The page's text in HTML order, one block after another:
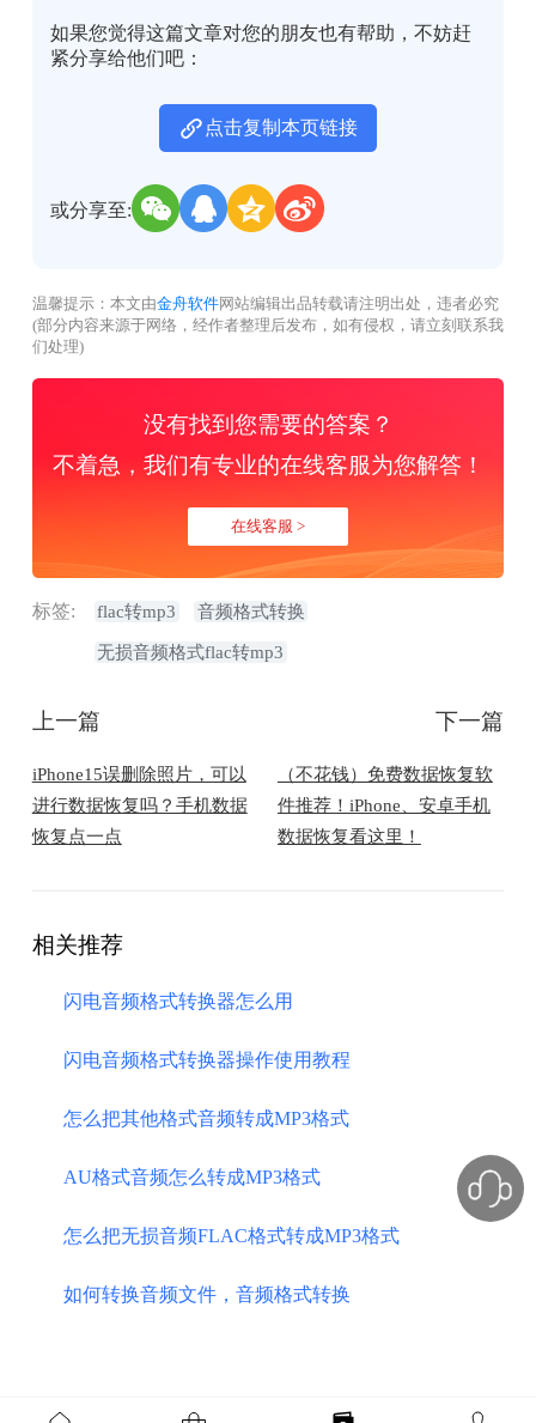
如果您觉得这篇文章对您的朋友也有帮助，不妨赶
紧分享给他们吧：
点击复制本页链接
或分享至:
温馨提示：本文由金舟软件网站编辑出品转载请注明出处，违者必究
(部分内容来源于网络，经作者整理后发布，如有侵权，请立刻联系我
们处理)
没有找到您需要的答案？
不着急，我们有专业的在线客服为您解答！
在线客服 >
标签: flac转mp3 音频格式转换
无损音频格式flac转mp3
上一篇
iPhone15误删除照片，可以
进行数据恢复吗？手机数据
恢复点一点
下一篇
（不花钱）免费数据恢复软
件推荐！iPhone、安卓手机
数据恢复看这里！
相关推荐
闪电音频格式转换器怎么用
闪电音频格式转换器操作使用教程
怎么把其他格式音频转成MP3格式
AU格式音频怎么转成MP3格式
怎么把无损音频FLAC格式转成MP3格式
如何转换音频文件，音频格式转换